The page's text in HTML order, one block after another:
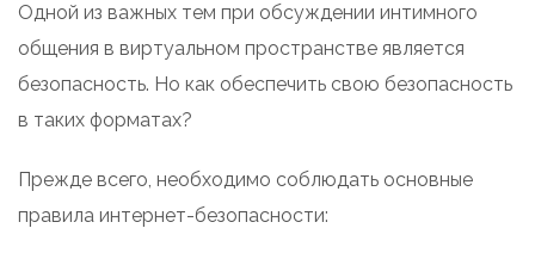
Одной из важных тем при обсуждении интимного
общения в виртуальном пространстве является
безопасность. Но как обеспечить свою безопасность
в таких форматах?
Прежде всего, необходимо соблюдать основные
правила интернет-безопасности: